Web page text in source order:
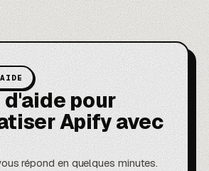
d'aide pour
Apify avec
répond en quelques minutes.